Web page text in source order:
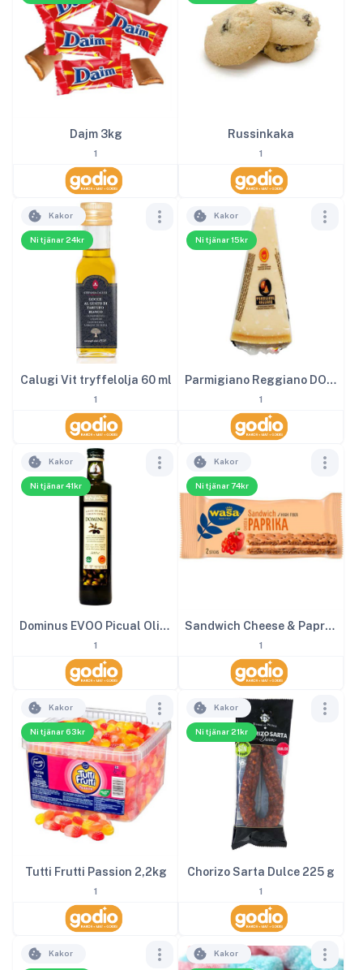
Dajm 3kg
1
Russinkaka
1
Ni tjänar 24kr
Kakor
Calugi Vit tryffelolja 60 ml
1
Ni tjänar 15kr
Kakor
Parmigiano Reggiano DOP ca 150 g
1
Ni tjänar 41kr
Kakor
Dominus EVOO Picual Olivolja 50 cl
1
Ni tjänar 74kr
Kakor
Sandwich Cheese & Paprika 24st x 37 g
1
Ni tjänar 63kr
Kakor
Tutti Frutti Passion 2,2kg
1
Ni tjänar 21kr
Kakor
Chorizo Sarta Dulce 225 g
1
Kakor Kakor